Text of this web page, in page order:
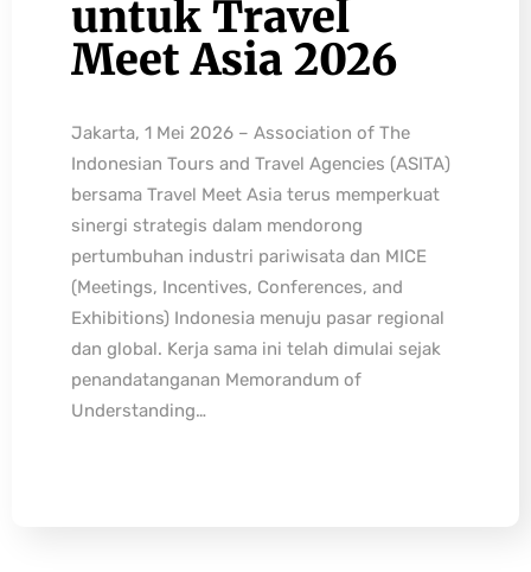
untuk Travel
Meet Asia 2026
Jakarta, 1 Mei 2026 – Association of The
Indonesian Tours and Travel Agencies (ASITA)
bersama Travel Meet Asia terus memperkuat
sinergi strategis dalam mendorong
pertumbuhan industri pariwisata dan MICE
(Meetings, Incentives, Conferences, and
Exhibitions) Indonesia menuju pasar regional
dan global. Kerja sama ini telah dimulai sejak
penandatanganan Memorandum of
Understanding…